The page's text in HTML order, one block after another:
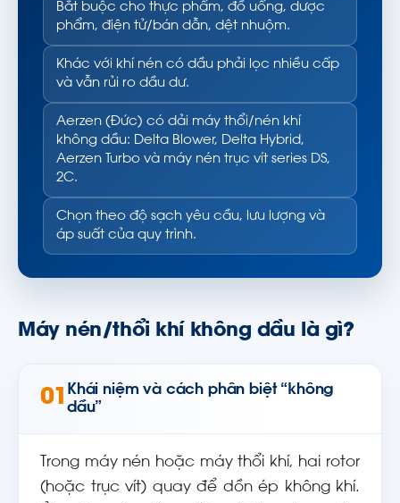
Bắt buộc cho thực phẩm, đồ uống, dược
phẩm, điện tử/bán dẫn, dệt nhuộm.
Khác với khí nén có dầu phải lọc nhiều cấp
và vẫn rủi ro dầu dư.
Aerzen (Đức) có dải máy thổi/nén khí
không dầu: Delta Blower, Delta Hybrid,
Aerzen Turbo và máy nén trục vít series DS,
2C.
Chọn theo độ sạch yêu cầu, lưu lượng và
áp suất của quy trình.
Máy nén/thổi khí không dầu là gì?
01 Khái niệm và cách phân biệt “không
dầu”
Trong máy nén hoặc máy thổi khí, hai rotor
(hoặc trục vít) quay để dồn ép không khí.